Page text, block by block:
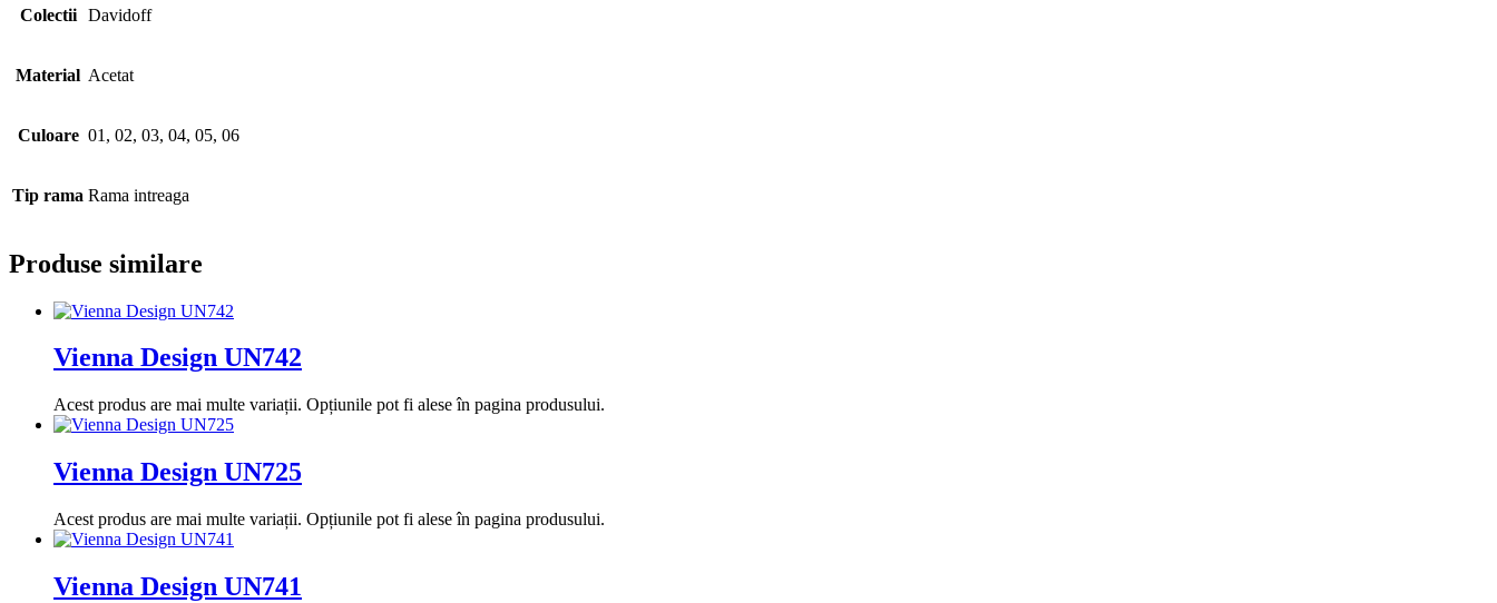
Colectii Davidoff
Material Acetat
Culoare 01, 02, 03, 04, 05, 06
Tip rama Rama intreaga
Produse similare
Vienna Design UN742
Acest produs are mai multe variații. Opțiunile pot fi alese în pagina produsului.
Vienna Design UN725
Acest produs are mai multe variații. Opțiunile pot fi alese în pagina produsului.
Vienna Design UN741